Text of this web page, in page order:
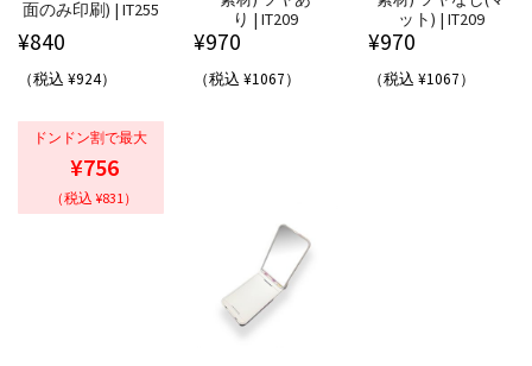
面のみ印刷) | IT255
¥840
（税込 ¥924）
ドンドン割で最大
¥756
（税込 ¥831）
り | IT209
¥970
（税込 ¥1067）
ット) | IT209
¥970
（税込 ¥1067）